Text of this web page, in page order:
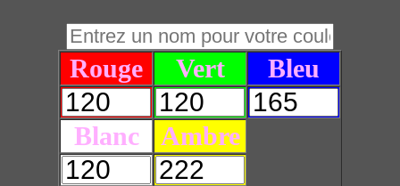
Rouge Vert Bleu
Blanc Ambre